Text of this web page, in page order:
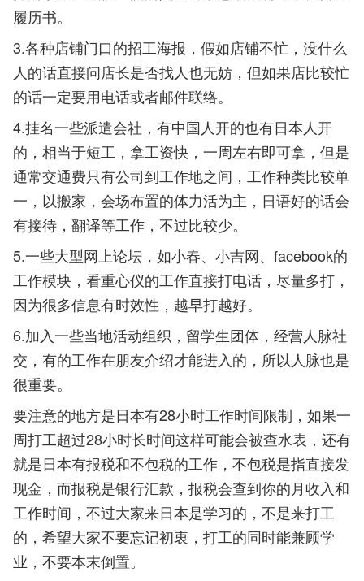
履历书。
3.各种店铺门口的招工海报，假如店铺不忙，没什么
人的话直接问店长是否找人也无妨，但如果店比较忙
的话一定要用电话或者邮件联络。
4.挂名一些派遣会社，有中国人开的也有日本人开
的，相当于短工，拿工资快，一周左右即可拿，但是
通常交通费只有公司到工作地之间，工作种类比较单
一，以搬家，会场布置的体力活为主，日语好的话会
有接待，翻译等工作，不过比较少。
5.一些大型网上论坛，如小春、小吉网、facebook的
工作模块，看重心仪的工作直接打电话，尽量多打，
因为很多信息有时效性，越早打越好。
6.加入一些当地活动组织，留学生团体，经营人脉社
交，有的工作在朋友介绍才能进入的，所以人脉也是
很重要。
要注意的地方是日本有28小时工作时间限制，如果一
周打工超过28小时长时间这样可能会被查水表，还有
就是日本有报税和不包税的工作，不包税是指直接发
现金，而报税是银行汇款，报税会查到你的月收入和
工作时间，不过大家来日本是学习的，不是来打工
的，希望大家不要忘记初衷，打工的同时能兼顾学
业，不要本末倒置。